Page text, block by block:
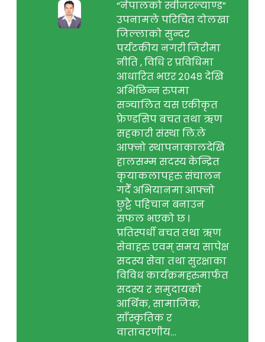
“नेपालको स्वीजरल्याण्ड”
उपनामले परिचित दोलखा
जिल्लाको सुन्दर
पर्यटकीय नगरी जिरीमा
नीति , विधि र प्रविधिमा
आधारित भएर २०४८ देखि
अभिछिन्न रुपमा
सञ्चालित यस एकीकृत
फ्रेण्डसिप बचत तथा ऋण
सहकारी संस्था लि.ले
आफ्नो स्थापनाकालदेखि
हालसम्म सदस्य केन्द्रित
कृयाकलापहरु संचालन
गर्दै अभियानमा आफ्नो
छुट्टै पहिचान बनाउन
सफल भएको छ ।
प्रतिस्पर्धी बचत तथा ऋण
सेवाहरु एवम् समय सापेक्ष
सदस्य सेवा तथा सुरक्षाका
विविध कार्यक्रमहरुमार्फत
सदस्य र समुदायको
आर्थिक, सामाजिक,
साँस्कृतिक र
वातावरणीय…